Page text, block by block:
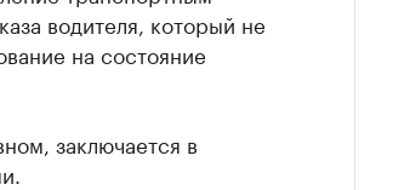
водителя, который не
на состояние
заключается в